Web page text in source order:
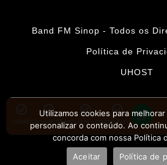
Band FM Sinop - Todos os
Política de
UHOST
PROMOÇÕESAPLICATIVOS CONTATO
Utilizamos cookies para
personalizar o conteúdo. Ao
concorda com nossa Política
Aceitar
Política de